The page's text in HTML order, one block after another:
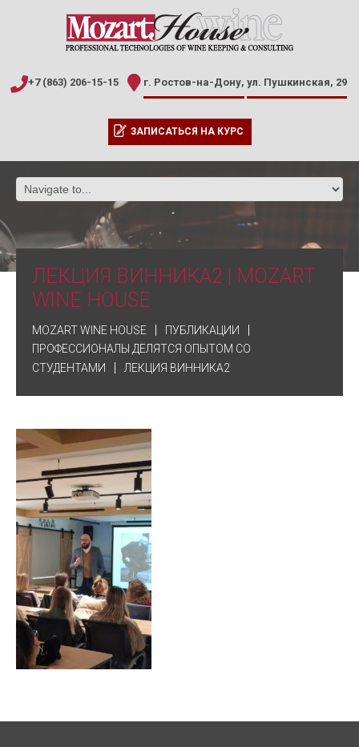
+7 (863) 206-15-15 г. Ростов-на-Дону, ул. Пушкинская, 29
ЗАПИСАТЬСЯ НА КУРС
ЛЕКЦИЯ ВИННИКА2 | MOZART
WINE HOUSE
MOZART WINE HOUSE
ПУБЛИКАЦИИ
ПРОФЕССИОНАЛЫ ДЕЛЯТСЯ ОПЫТОМ СО
СТУДЕНТАМИ
ЛЕКЦИЯ ВИННИКА2